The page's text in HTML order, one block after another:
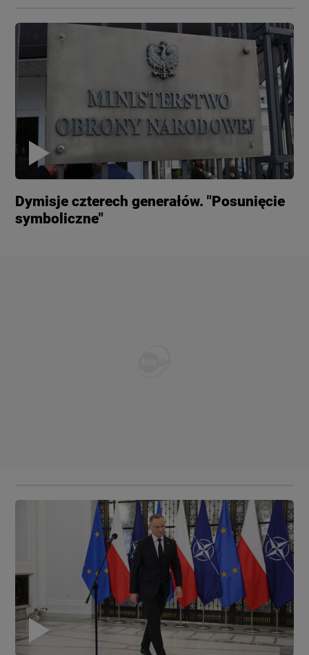
Dymisje czterech generałów. "Posunięcie
symboliczne"